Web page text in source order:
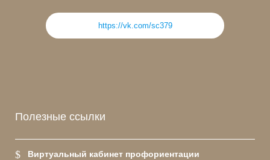
https://vk.com/sc379
Полезные ссылки
Виртуальный кабинет профориентации